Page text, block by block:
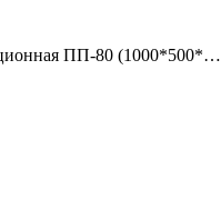
ПП-80 (1000*500*…